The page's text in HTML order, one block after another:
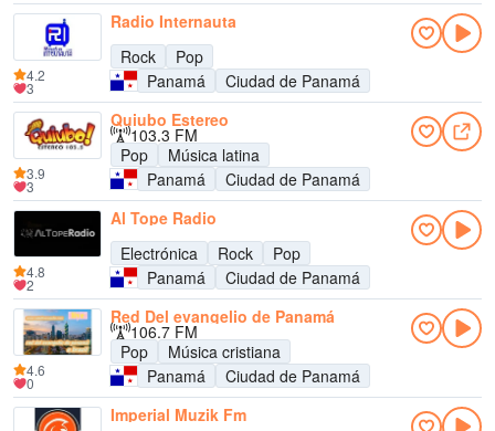
Radio Internauta
Rock
Pop
Panamá
Ciudad de Panamá
4.2
3
Quiubo Estereo
103.3 FM
Pop
Música latina
Panamá
Ciudad de Panamá
3.9
3
Al Tope Radio
Electrónica
Rock
Pop
Panamá
Ciudad de Panamá
4.8
2
Red Del evangelio de Panamá
106.7 FM
Pop
Música cristiana
Panamá
Ciudad de Panamá
4.6
0
Imperial Muzik Fm